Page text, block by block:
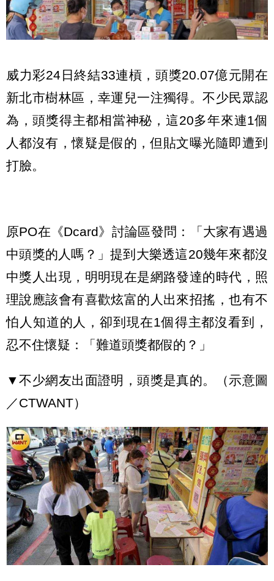
威力彩24日終結33連槓，頭獎20.07億元開在
新北市樹林區，幸運兒一注獨得。不少民眾認
為，頭獎得主都相當神秘，這20多年來連1個
人都沒有，懷疑是假的，但貼文曝光隨即遭到
打臉。
原PO在《Dcard》討論區發問：「大家有遇過
中頭獎的人嗎？」提到大樂透這20幾年來都沒
中獎人出現，明明現在是網路發達的時代，照
理說應該會有喜歡炫富的人出來招搖，也有不
怕人知道的人，卻到現在1個得主都沒看到，
忍不住懷疑：「難道頭獎都假的？」
▼不少網友出面證明，頭獎是真的。（示意圖
／CTWANT）